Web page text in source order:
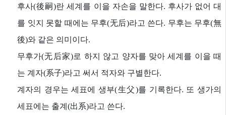
후사(後嗣)란 세계를 이을 자손을 말한다. 후사가 없어 대
를 잇지 못할 때에는 무후(无后)라고 쓴다. 무후는 무후(無
後)와 같은 의미이다.
무후가(无后家)로 하지 않고 양자를 맞아 세계를 이을 때
는 계자(系子)라고 써서 적자와 구별한다.
계자의 경우는 세표에 생부(生父)를 기록한다. 또 생가의
세표에는 출계(出系)라고 쓴다.